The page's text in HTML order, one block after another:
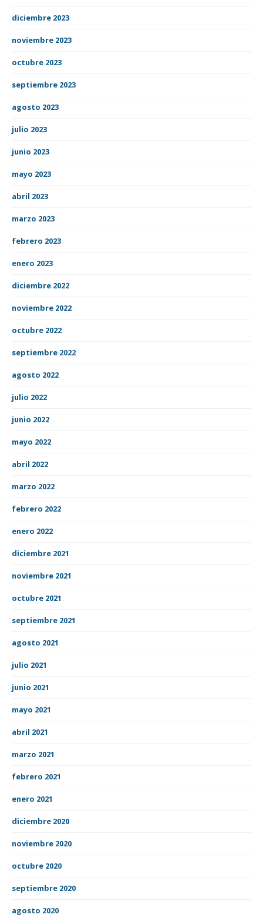
diciembre 2023
noviembre 2023
octubre 2023
septiembre 2023
agosto 2023
julio 2023
junio 2023
mayo 2023
abril 2023
marzo 2023
febrero 2023
enero 2023
diciembre 2022
noviembre 2022
octubre 2022
septiembre 2022
agosto 2022
julio 2022
junio 2022
mayo 2022
abril 2022
marzo 2022
febrero 2022
enero 2022
diciembre 2021
noviembre 2021
octubre 2021
septiembre 2021
agosto 2021
julio 2021
junio 2021
mayo 2021
abril 2021
marzo 2021
febrero 2021
enero 2021
diciembre 2020
noviembre 2020
octubre 2020
septiembre 2020
agosto 2020